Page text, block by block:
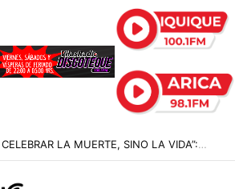
“NO VENIMOS A CELEBRAR LA MUERTE, SINO LA VIDA”: LA EMOTIVA ROMERÍA AL CEMENTERIO QUE MARCA EL CORAZÓN DE LA FIESTA DE SAN LORENZO